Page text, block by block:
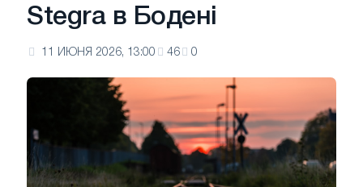
Stegra в Бодені
11 ИЮНЯ 2026, 13:00 46 0